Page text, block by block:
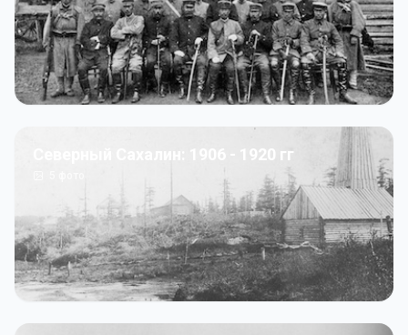
Северный Сахалин: 1906 - 1920 гг